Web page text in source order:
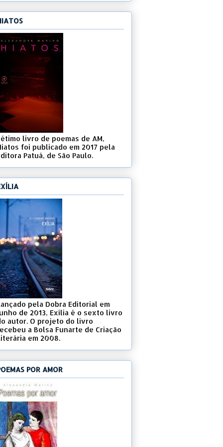
livro de poemas de AM,
foi publicado em 2017 pela
Patuá, de São Paulo.
pela Dobra Editorial em
de 2013, Exília é o sexto livro
autor. O projeto do livro
a Bolsa Funarte de Criação
em 2008.
POR AMOR